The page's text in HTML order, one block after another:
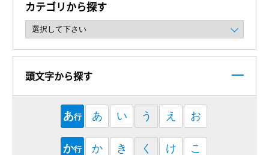
カテゴリから探す
頭文字から探す
あ行 あ い う え お
か行 か き く け こ